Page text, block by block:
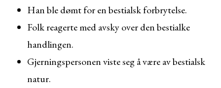
Han ble dømt for en bestialsk forbrytelse.
Folk reagerte med avsky over den bestialke
handlingen.
Gjerningspersonen viste seg å være av bestialsk
natur.